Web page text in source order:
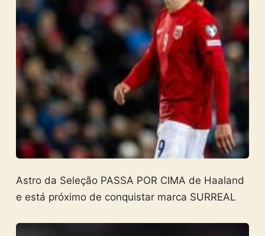
Astro da Seleção PASSA POR CIMA de Haaland
e está próximo de conquistar marca SURREAL